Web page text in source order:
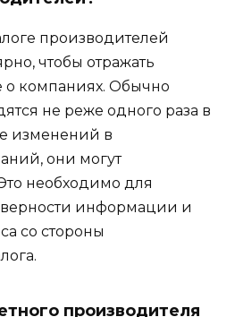
производителей
чтобы отражать
о компаниях. Обычно
не реже одного раза в
изменений в
они могут
необходимо для
информации и
со стороны
производителя